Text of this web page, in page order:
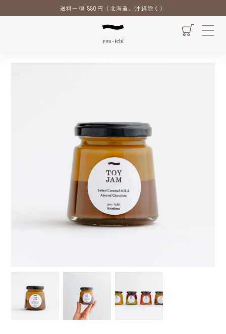
送料一律 880円（北海道、沖縄除く）